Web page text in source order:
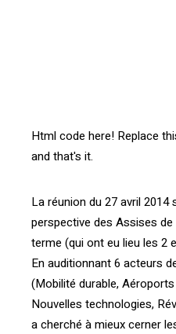
Html code here! Replace
and that's it.
La réunion du 27 avril 2014
perspective des Assises
terme (qui ont eu lieu les 2
En auditionnant 6 acteurs
(Mobilité durable,
Nouvelles technologies,
a cherché à mieux cerner